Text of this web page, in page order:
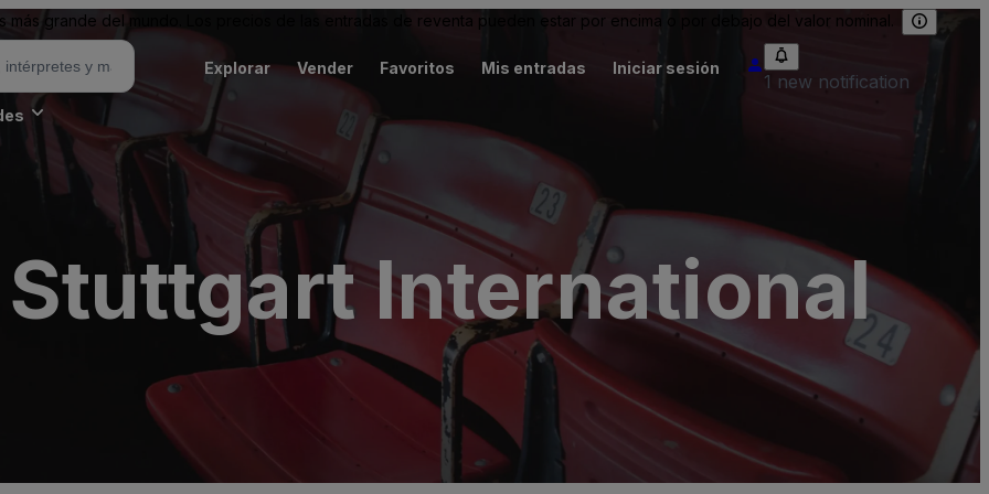
más grande del mundo. Los precios de las entradas de reventa pueden estar por encima o por debajo del valor nominal.
Explorar Vender Favoritos Mis entradas Iniciar sesión
1 new notification
International